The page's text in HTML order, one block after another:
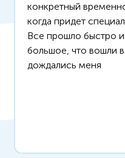
конкретный
когда придет
Все прошло быстро
большое, что вошли
дождались меня